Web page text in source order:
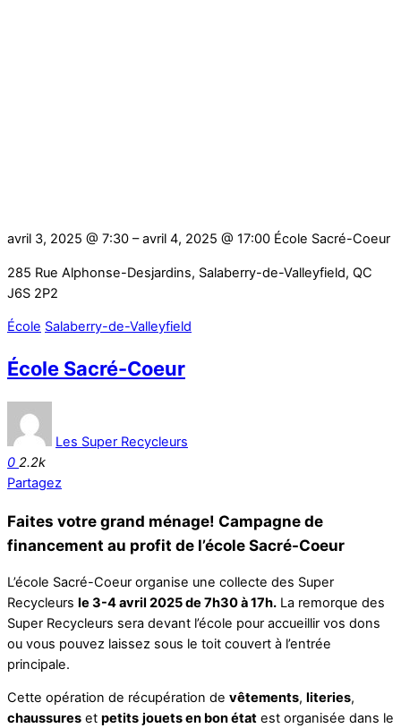
avril 3, 2025 @ 7:30 – avril 4, 2025 @ 17:00 École Sacré-Coeur
285 Rue Alphonse-Desjardins, Salaberry-de-Valleyfield, QC
J6S 2P2
École Salaberry-de-Valleyfield
École Sacré-Coeur
Les Super Recycleurs
0 2.2k
Partagez
Faites votre grand ménage! Campagne de
financement au profit de l’école Sacré-Coeur
L’école Sacré-Coeur organise une collecte des Super
Recycleurs le 3-4 avril 2025 de 7h30 à 17h. La remorque des
Super Recycleurs sera devant l’école pour accueillir vos dons
ou vous pouvez laissez sous le toit couvert à l’entrée
principale.
Cette opération de récupération de vêtements, literies,
chaussures et petits jouets en bon état est organisée dans le